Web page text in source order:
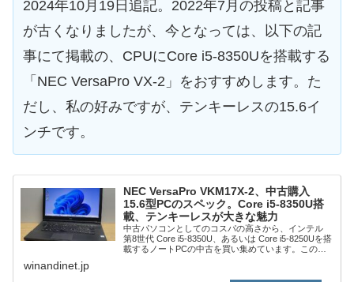
2024年10月19日追記。2022年7月の投稿と記事
が古くなりましたが、今となっては、以下の記
事にて掲載の、CPUにCore i5-8350Uを搭載する
「NEC VersaPro VX-2」をおすすめします。た
だし、私の好みですが、テンキーレスの15.6イ
ンチです。
NEC VersaPro VKM17X-2、中古購入
15.6型PCのスペック。Core i5-8350U搭
載、テンキーレスが大きな魅力
中古パソコンとしてのコスパの高さから、インテル
第8世代 Core i5-8350U、あるいは Core i5-8250Uを搭
載するノートPCの中古を買い集めています。このな
winandinet.jp